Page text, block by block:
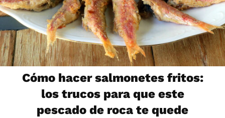
Cómo hacer salmonetes fritos:
los trucos para que este
pescado de roca te quede